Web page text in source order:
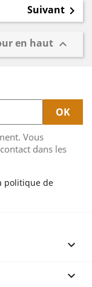
Suivant 
en haut 
Vous
dans les
politique de

